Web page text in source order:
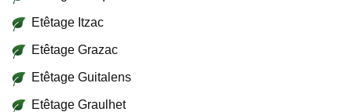
Etêtage Itzac
Etêtage Grazac
Etêtage Guitalens
Etêtage Graulhet